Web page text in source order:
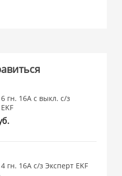
гн. 16А c выкл. с/з
гн. 16А с/з Эксперт EKF